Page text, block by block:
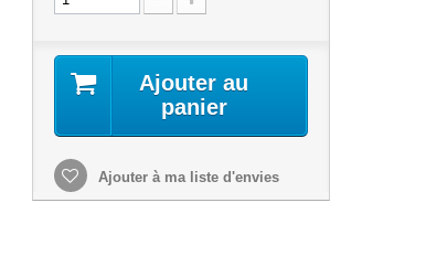
Ajouter au
panier
Ajouter à ma liste d'envies